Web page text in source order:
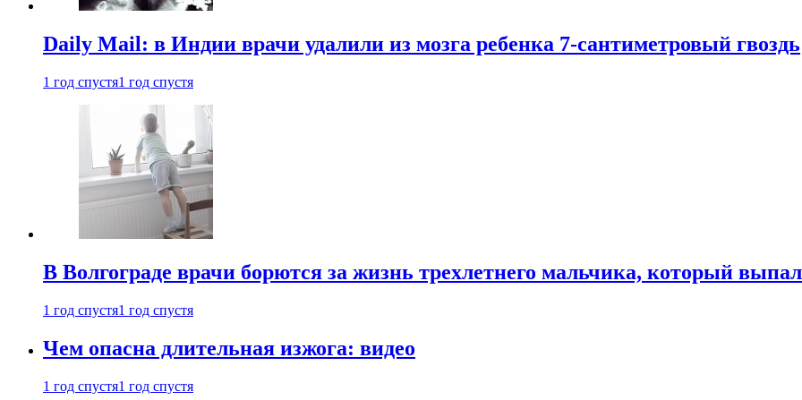
Daily Mail: в Индии врачи удалили из мозга ребенка 7-сантиметровый гвоздь
1 год спустя1 год спустя
В Волгограде врачи борются за жизнь трехлетнего мальчика, который
1 год спустя1 год спустя
Чем опасна длительная изжога: видео
1 год спустя1 год спустя